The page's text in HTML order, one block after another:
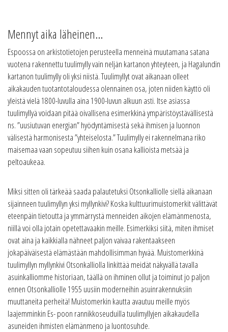
Mennyt aika läheinen…
Espoossa on arkistotietojen perusteella menneinä muutamana satana
vuotena rakennettu tuulimylly vain neljän kartanon yhteyteen, ja Hagalundin
kartanon tuulimylly oli yksi niistä. Tuulimyllyt ovat aikanaan olleet
aikakauden tuotantotaloudessa olennainen osa, joten niiden käyttö oli
yleistä vielä 1800-luvulla aina 1900-luvun alkuun asti. Itse asiassa
tuulimyllyä voidaan pitää oivallisena esimerkkinä ympäristöystävällisestä
ns. ”uusiutuvan energian” hyödyntämisestä sekä ihmisen ja luonnon
välisestä harmonisesta ”yhteiselosta.” Tuulimylly ei rakennelmana riko
maisemaa vaan sopeutuu siihen kuin osana kallioista metsää ja
peltoaukeaa.
Miksi sitten oli tärkeää saada palautetuksi Otsonkalliolle siellä aikanaan
sijainneen tuulimyllyn yksi myllynkivi? Koska kulttuurimuistomerkit välittävät
eteenpäin tietoutta ja ymmärrystä menneiden aikojen elämänmenosta,
niillä voi olla jotain opetettavaakin meille. Esimerkiksi siitä, miten ihmiset
ovat aina ja kaikkialla nähneet paljon vaivaa rakentaakseen
jokapäiväisestä elämästään mahdollisimman hyvää. Muistomerkkinä
tuulimyllyn myllynkivi Otsonkalliolla linkittää meidät näkyvällä tavalla
asuinkalliomme historiaan, täällä on ihminen ollut ja toiminut jo paljon
ennen Otsonkalliolle 1955 uusiin moderneihin asuinrakennuksiin
muuttaneita perheitä! Muistomerkin kautta avautuu meille myös
laajemminkin Es- poon rannikkoseuduilla tuulimyllyjen aikakaudella
asuneiden ihmisten elämänmeno ja luontosuhde.